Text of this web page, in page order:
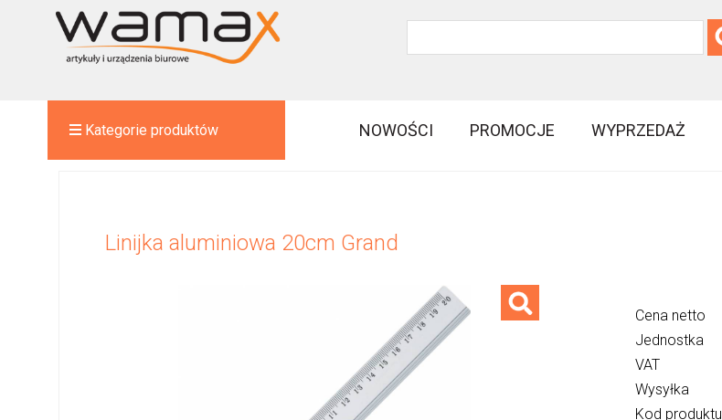
Kategorie produktów NOWOŚCI PROMOCJE WYPRZEDAŻ
Linijka aluminiowa 20cm Grand
Cena netto
Jednostka
VAT
Wysyłka
Kod produktu